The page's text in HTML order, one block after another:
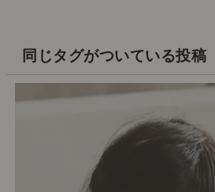
同じタグがついている投稿